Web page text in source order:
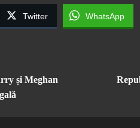
Twitter WhatsApp
și Meghan